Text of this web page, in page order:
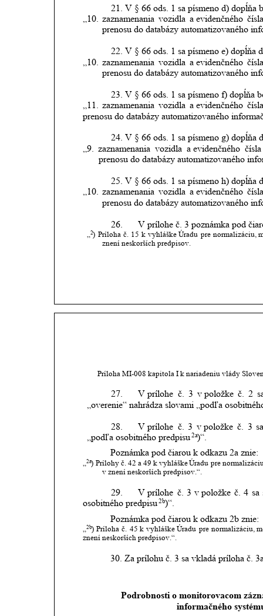
21.
V § 66 ods. 1 sa písmeno d) dopĺňa
„10. zaznamenania vozidla a evidenčného
prenosu do databázy automatizovaného
22. V § 66 ods. 1 sa písmeno e) dopĺňa
„10. zaznamenania vozidla a evidenčného
prenosu do databázy automatizovaného
23. V § 66 ods. 1 sa písmeno f) dopĺňa
„11.
zaznamenania vozidla a evidenčného
prenosu do databázy automatizovaného
24. V § 66 ods. 1 sa písmeno g)
„9.
zaznamenania vozidla a evidenčného čísla
prenosu do databázy automatizovaného
25. V § 66 ods. 1 sa písmeno h) dopĺňa
„10. zaznamenania vozidla a evidenčného
prenosu do databázy automatizovaného
26. V prílohe č. 3 poznámka pod
2) Príloha č. 15 k vyhláške Úradu pre normalizáciu,
znení neskorších predpisov.
Príloha MI-008 kapitola I k nariadeniu vlády
27. V prílohe č. 3 v položke č. 2
„overenie“ nahrádza slovami „podľa
28. V prílohe č. 3 v položke č. 3
„podľa osobitného predpisu2a)“.
Poznámka pod čiarou k odkazu 2a znie:
„2a) Prílohy č. 42 a 49 k vyhláškeÚradu pre
v znení neskorších predpisov.“.
29. V prílohe č. 3 v položke č. 4 sa
osobitného predpisu 2b)“.
Poznámka pod čiarou k odkazu 2b znie:
„2b) Príloha č. 45 k vyhláške Úradu pre normalizáciu,
znení neskorších predpisov.“.
30. Za prílohu č. 3 sa vkladá príloha č.
Podrobnosti o monitorovacom
informačného